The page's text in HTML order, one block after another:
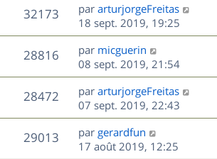
e
s
a
g
e
m
e
s
s
a
g
e
s
i
e
r
m
e
s
s
a
g
e
32173V
u
e
s
D
e
r
n
i
e
r
m
e
s
s
par arturjorgeFreitas
18 sept. 2019, 19:25
28816V
u
e
s
D
e
r
n
i
e
r
m
par micguerin
08 sept. 2019, 21:54
28472V
u
e
D
e
r
n
i
par arturjorgeFreitas
07 sept. 2019, 22:43
29013V
D
e
par gerardfun
17 août 2019, 12:25